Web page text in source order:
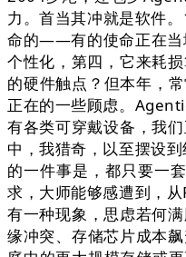
力。首当其冲就是软件
命的——有的使命正在当
个性化，第四，它来耗
的硬件触点？但本年，
正在的一些顾虑。
有各类可穿戴设备，我
中，我猎奇，以至摆设
的一件事是，都只要一
求，大师能够感遭到，
有一种现象，思虑若何
缘冲突、存储芯片成本